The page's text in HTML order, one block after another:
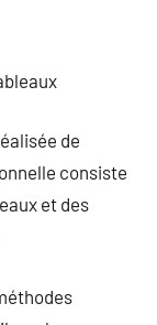
de
consiste
et des